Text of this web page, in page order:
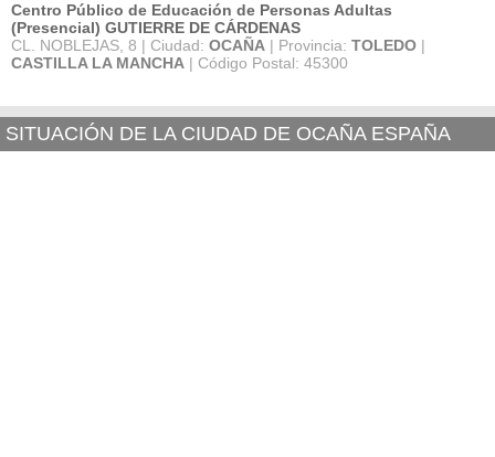
Centro Público de Educación de Personas Adultas
(Presencial) GUTIERRE DE CÁRDENAS
CL. NOBLEJAS, 8 | Ciudad: OCAÑA | Provincia: TOLEDO |
CASTILLA LA MANCHA | Código Postal: 45300
SITUACIÓN DE LA CIUDAD DE OCAÑA ESPAÑA